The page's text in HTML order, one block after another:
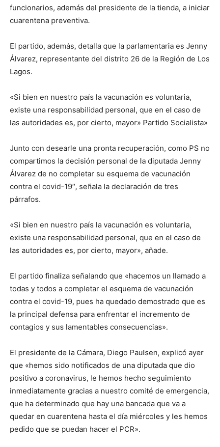
funcionarios, además del presidente de la tienda, a iniciar
cuarentena preventiva.
El partido, además, detalla que la parlamentaria es Jenny
Álvarez, representante del distrito 26 de la Región de Los
Lagos.
«Si bien en nuestro país la vacunación es voluntaria,
existe una responsabilidad personal, que en el caso de
las autoridades es, por cierto, mayor» Partido Socialista»
Junto con desearle una pronta recuperación, como PS no
compartimos la decisión personal de la diputada Jenny
Álvarez de no completar su esquema de vacunación
contra el covid-19″, señala la declaración de tres
párrafos.
«Si bien en nuestro país la vacunación es voluntaria,
existe una responsabilidad personal, que en el caso de
las autoridades es, por cierto, mayor», añade.
El partido finaliza señalando que «hacemos un llamado a
todas y todos a completar el esquema de vacunación
contra el covid-19, pues ha quedado demostrado que es
la principal defensa para enfrentar el incremento de
contagios y sus lamentables consecuencias».
El presidente de la Cámara, Diego Paulsen, explicó ayer
que «hemos sido notificados de una diputada que dio
positivo a coronavirus, le hemos hecho seguimiento
inmediatamente gracias a nuestro comité de emergencia,
que ha determinado que hay una bancada que va a
quedar en cuarentena hasta el día miércoles y les hemos
pedido que se puedan hacer el PCR».